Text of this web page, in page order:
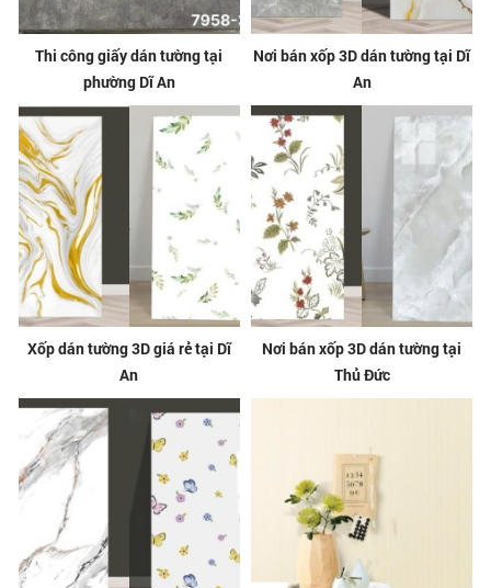
Thi công giấy dán tường tại
phường Dĩ An
Nơi bán xốp 3D dán tường tại Dĩ
An
Xốp dán tường 3D giá rẻ tại Dĩ
An
Nơi bán xốp 3D dán tường tại
Thủ Đức